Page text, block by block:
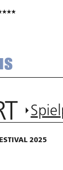
2025